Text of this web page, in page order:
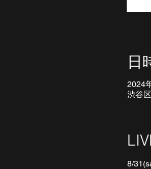
日
2024
渋谷
8/